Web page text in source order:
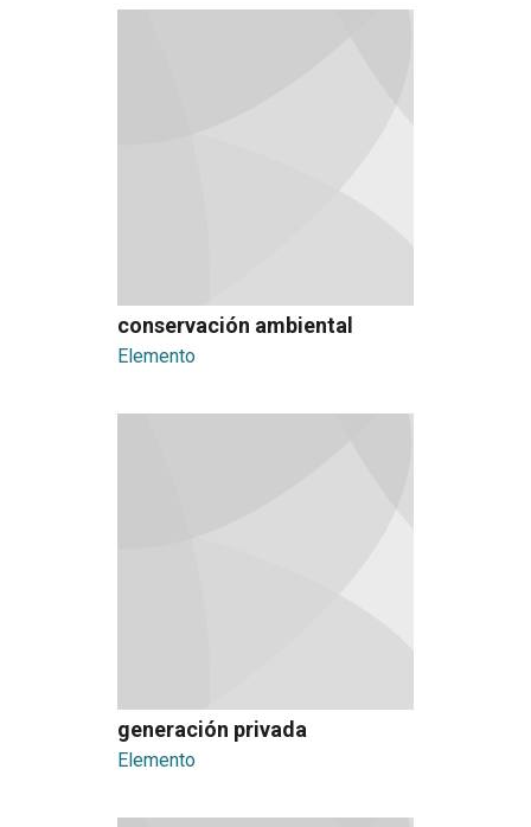
conservación ambiental
Elemento
generación privada
Elemento